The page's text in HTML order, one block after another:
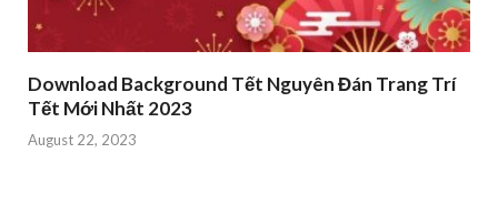
Download Background Tết Nguyên Đán Trang Trí
Tết Mới Nhất 2023
August 22, 2023